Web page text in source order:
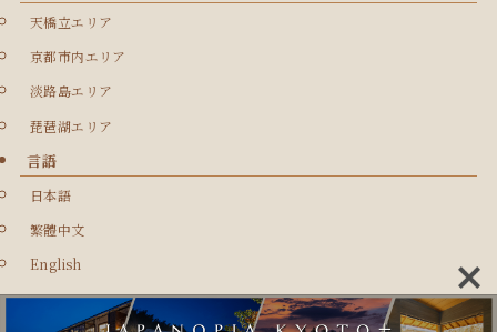
天橋立エリア
京都市内エリア
淡路島エリア
琵琶湖エリア
言語
日本語
繁體中文
English